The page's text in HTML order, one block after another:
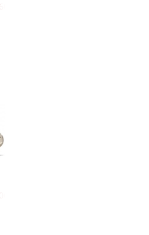
x Joe Freshgoods Dark Grey
Arid Stone